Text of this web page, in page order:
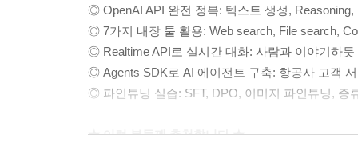
__파인튜닝 실행
__모델의 실행
__파인튜닝 모델의 조정
__비전 파인튜닝
8-3 직접 선호 최적화
__학습 데이터 형식
◎ OpenAI API 완전 정복: 텍스트 생성,
◎ 7가지 내장 툴 활용: Web search, File search,
◎ Realtime API로 실시간 대화: 사람과 이야기하
◎ Agents SDK로 AI 에이전트 구축: 항공사 고객
◎ 파인튜닝 실습: SFT, DPO, 이미지 파인튜닝, 증
★ 이런 분들께 추천합니다 ★